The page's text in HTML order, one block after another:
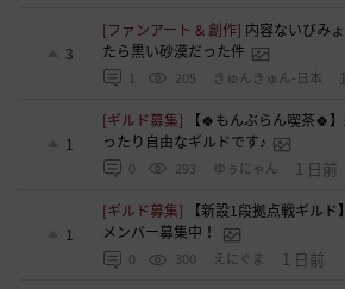
3
[ファンアート & 創作] 内容ないびみ
たら黒い砂漠だった件
1 205 きゅんきゅん-日本
1
[ギルド募集]
【🍀もんぶらん喫茶🍀
ったり自由なギルドです♪
0 293 ゆぅにゃん 1 日前
1
[ギルド募集]
【新設1段拠点戦ギル
メンバー募集中！
0 300 えにぐま 1 日前